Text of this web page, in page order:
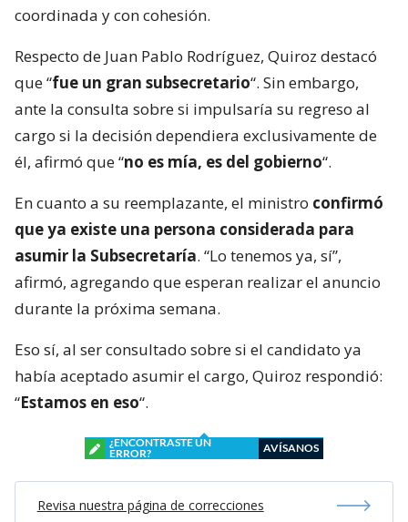
coordinada y con cohesión.
Respecto de Juan Pablo Rodríguez, Quiroz destacó
que “fue un gran subsecretario“. Sin embargo,
ante la consulta sobre si impulsaría su regreso al
cargo si la decisión dependiera exclusivamente de
él, afirmó que “no es mía, es del gobierno“.
En cuanto a su reemplazante, el ministro confirmó
que ya existe una persona considerada para
asumir la Subsecretaría. “Lo tenemos ya, sí”,
afirmó, agregando que esperan realizar el anuncio
durante la próxima semana.
Eso sí, al ser consultado sobre si el candidato ya
había aceptado asumir el cargo, Quiroz respondió:
“Estamos en eso“.
¿ENCONTRASTE UN
ERROR?
AVÍSANOS
Revisa nuestra página de correcciones